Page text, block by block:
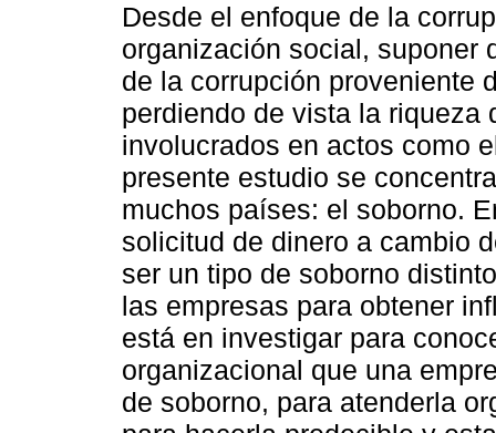
Desde el enfoque de la
organización social, suponer
de la corrupción proveniente
perdiendo de vista la
involucrados en actos como
presente estudio se
muchos países: el soborno.
solicitud de dinero a cambio
ser un tipo de soborno
las empresas para obtener
está en investigar para
organizacional que una
de soborno, para atenderla